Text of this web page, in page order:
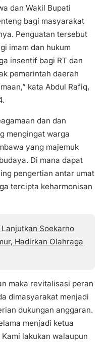
dan Wakil Bupati
bagi masyarakat
Penguatan tersebut
imam dan hukum
insentif bagi RT dan
pemerintah daerah
kata Abdul Rafiq,
dan dan
mengingat warga
yang majemuk
Di mana dapat
pengertian antar umat
tercipta keharmonisan
Soekarno
Hadirkan Olahraga
maka revitalisasi peran
dimasyarakat menjadi
dukungan anggaran.
menjadi ketua
lakukan walaupun